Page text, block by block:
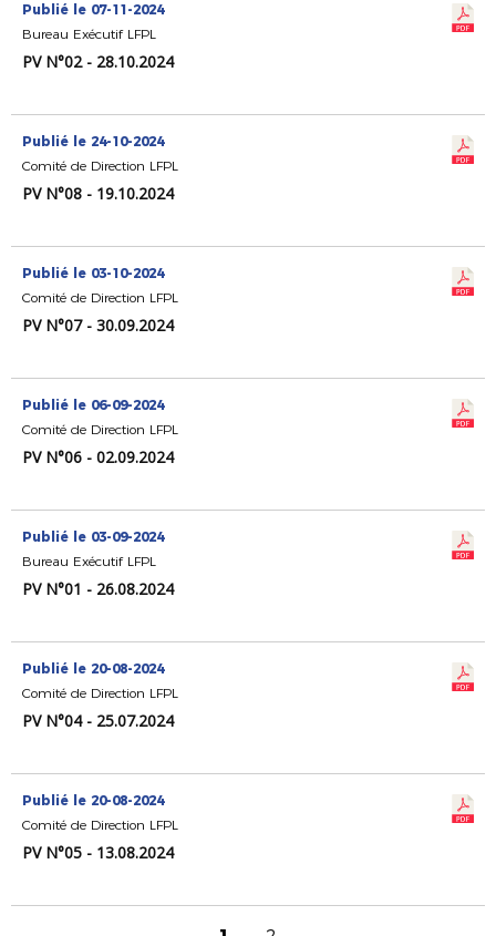
Publié le 07-11-2024
Bureau Exécutif LFPL
PV N°02 - 28.10.2024
Publié le 24-10-2024
Comité de Direction LFPL
PV N°08 - 19.10.2024
Publié le 03-10-2024
Comité de Direction LFPL
PV N°07 - 30.09.2024
Publié le 06-09-2024
Comité de Direction LFPL
PV N°06 - 02.09.2024
Publié le 03-09-2024
Bureau Exécutif LFPL
PV N°01 - 26.08.2024
Publié le 20-08-2024
Comité de Direction LFPL
PV N°04 - 25.07.2024
Publié le 20-08-2024
Comité de Direction LFPL
PV N°05 - 13.08.2024